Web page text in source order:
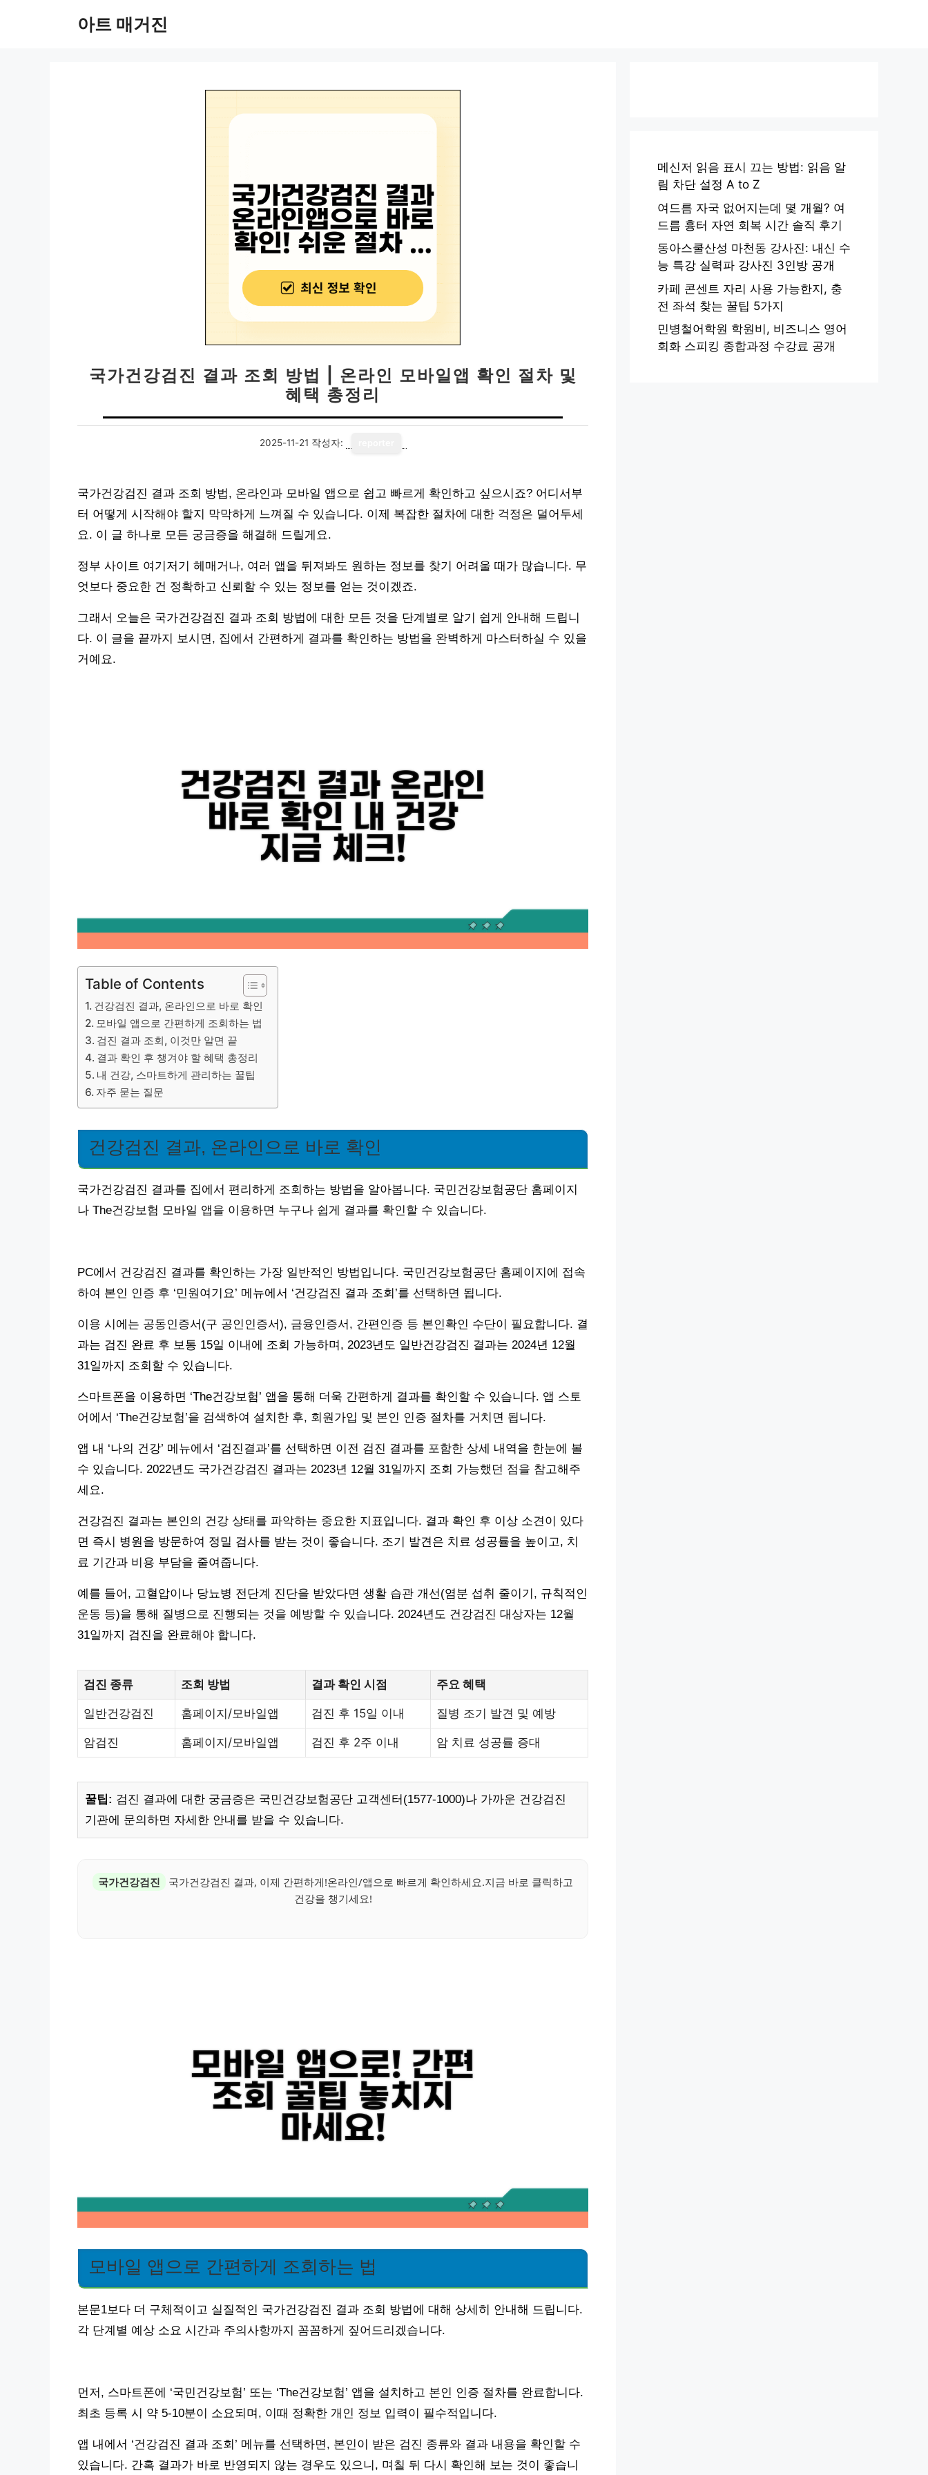
아트 매거진
국가건강검진 결과 조회 방법 | 온라인 모바일앱 확인 절차 및
혜택 총정리
2025-11-21 작성자:
국가건강검진 결과 조회 방법, 온라인과 모바일 앱으로 쉽고 빠르게 확인하고 싶으시죠? 어디서부
터 어떻게 시작해야 할지 막막하게 느껴질 수 있습니다. 이제 복잡한 절차에 대한 걱정은 덜어두세
요. 이 글 하나로 모든 궁금증을 해결해 드릴게요.
정부 사이트 여기저기 헤매거나, 여러 앱을 뒤져봐도 원하는 정보를 찾기 어려울 때가 많습니다. 무
엇보다 중요한 건 정확하고 신뢰할 수 있는 정보를 얻는 것이겠죠.
그래서 오늘은 국가건강검진 결과 조회 방법에 대한 모든 것을 단계별로 알기 쉽게 안내해 드립니
다. 이 글을 끝까지 보시면, 집에서 간편하게 결과를 확인하는 방법을 완벽하게 마스터하실 수 있을
거예요.
Table of Contents
건강검진 결과, 온라인으로 바로 확인
모바일 앱으로 간편하게 조회하는 법
검진 결과 조회, 이것만 알면 끝
결과 확인 후 챙겨야 할 혜택 총정리
내 건강, 스마트하게 관리하는 꿀팁
자주 묻는 질문
건강검진 결과, 온라인으로 바로 확인
국가건강검진 결과를 집에서 편리하게 조회하는 방법을 알아봅니다. 국민건강보험공단 홈페이지
나 The건강보험 모바일 앱을 이용하면 누구나 쉽게 결과를 확인할 수 있습니다.
PC에서 건강검진 결과를 확인하는 가장 일반적인 방법입니다. 국민건강보험공단 홈페이지에 접속
하여 본인 인증 후 ‘민원여기요’ 메뉴에서 ‘건강검진 결과 조회’를 선택하면 됩니다.
이용 시에는 공동인증서(구 공인인증서), 금융인증서, 간편인증 등 본인확인 수단이 필요합니다. 결
과는 검진 완료 후 보통 15일 이내에 조회 가능하며, 2023년도 일반건강검진 결과는 2024년 12월
31일까지 조회할 수 있습니다.
스마트폰을 이용하면 ‘The건강보험’ 앱을 통해 더욱 간편하게 결과를 확인할 수 있습니다. 앱 스토
어에서 ‘The건강보험’을 검색하여 설치한 후, 회원가입 및 본인 인증 절차를 거치면 됩니다.
앱 내 ‘나의 건강’ 메뉴에서 ‘검진결과’를 선택하면 이전 검진 결과를 포함한 상세 내역을 한눈에 볼
수 있습니다. 2022년도 국가건강검진 결과는 2023년 12월 31일까지 조회 가능했던 점을 참고해주
세요.
건강검진 결과는 본인의 건강 상태를 파악하는 중요한 지표입니다. 결과 확인 후 이상 소견이 있다
면 즉시 병원을 방문하여 정밀 검사를 받는 것이 좋습니다. 조기 발견은 치료 성공률을 높이고, 치
료 기간과 비용 부담을 줄여줍니다.
예를 들어, 고혈압이나 당뇨병 전단계 진단을 받았다면 생활 습관 개선(염분 섭취 줄이기, 규칙적인
운동 등)을 통해 질병으로 진행되는 것을 예방할 수 있습니다. 2024년도 건강검진 대상자는 12월
31일까지 검진을 완료해야 합니다.
검진 종류 조회 방법 결과 확인 시점 주요 혜택
일반건강검진 홈페이지/모바일앱 검진 후 15일 이내 질병 조기 발견 및 예방
암검진 홈페이지/모바일앱 검진 후 2주 이내 암 치료 성공률 증대
꿀팁: 검진 결과에 대한 궁금증은 국민건강보험공단 고객센터(1577-1000)나 가까운 건강검진
기관에 문의하면 자세한 안내를 받을 수 있습니다.
국가건강검진
국가건강검진 결과, 이제 간편하게!온라인/앱으로 빠르게 확인하세요.지금 바로 클릭하고
건강을 챙기세요!
모바일 앱으로 간편하게 조회하는 법
본문1보다 더 구체적이고 실질적인 국가건강검진 결과 조회 방법에 대해 상세히 안내해 드립니다.
각 단계별 예상 소요 시간과 주의사항까지 꼼꼼하게 짚어드리겠습니다.
먼저, 스마트폰에 ‘국민건강보험’ 또는 ‘The건강보험’ 앱을 설치하고 본인 인증 절차를 완료합니다.
최초 등록 시 약 5-10분이 소요되며, 이때 정확한 개인 정보 입력이 필수적입니다.
앱 내에서 ‘건강검진 결과 조회’ 메뉴를 선택하면, 본인이 받은 검진 종류와 결과 내용을 확인할 수
있습니다. 간혹 결과가 바로 반영되지 않는 경우도 있으니, 며칠 뒤 다시 확인해 보는 것이 좋습니
메신저 읽음 표시 끄는 방법: 읽음 알
림 차단 설정 A to Z
여드름 자국 없어지는데 몇 개월? 여
드름 흉터 자연 회복 시간 솔직 후기
동아스쿨산성 마천동 강사진: 내신 수
능 특강 실력파 강사진 3인방 공개
카페 콘센트 자리 사용 가능한지, 충
전 좌석 찾는 꿀팁 5가지
민병철어학원 학원비, 비즈니스 영어
회화 스피킹 종합과정 수강료 공개